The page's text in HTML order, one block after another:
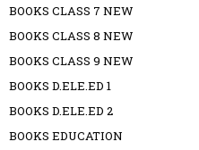
BOOKS CLASS 7 NEW
BOOKS CLASS 8 NEW
BOOKS CLASS 9 NEW
BOOKS D.ELE.ED 1
BOOKS D.ELE.ED 2
BOOKS EDUCATION